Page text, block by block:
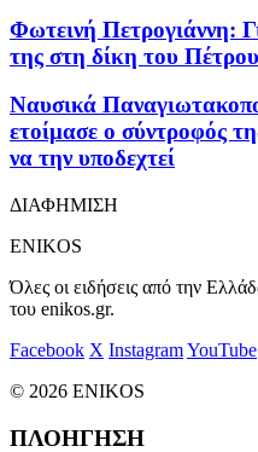
Φωτεινή Πετρογιάννη:
της στη δίκη του
Ναυσικά
ετοίμασε ο σύντροφός
να την υποδεχτεί
ΔΙΑΦΗΜΙΣΗ
ENIKOS
Όλες οι ειδήσεις από την
του enikos.gr.
Facebook X InstagramYouTube
© 2026 ENIKOS
ΠΛΟΗΓΗΣΗ